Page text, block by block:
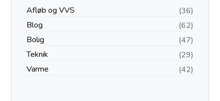
Afløb og VVS
(36)
Blog
(62)
Bolig
(47)
Teknik
(29)
Varme
(42)